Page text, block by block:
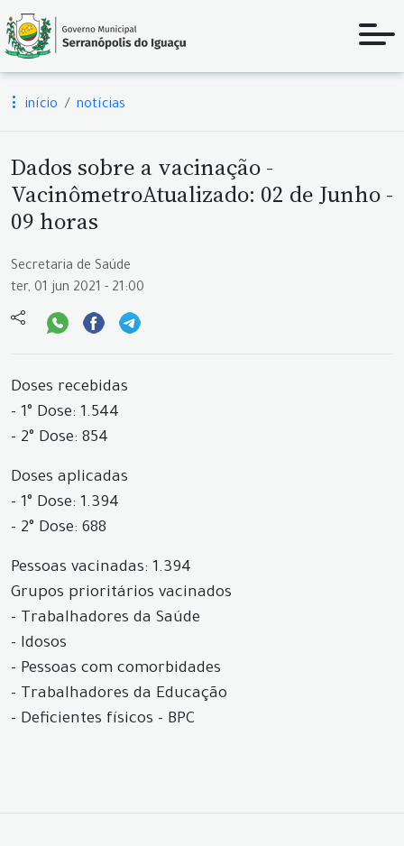
início notícias
Dados sobre a vacinação -
VacinômetroAtualizado: 02 de Junho -
09 horas
Secretaria de Saúde
ter, 01 jun 2021 - 21:00
Doses recebidas
- 1° Dose: 1.544
- 2° Dose: 854
Doses aplicadas
- 1° Dose: 1.394
- 2° Dose: 688
Pessoas vacinadas: 1.394
Grupos prioritários vacinados
- Trabalhadores da Saúde
- Idosos
- Pessoas com comorbidades
- Trabalhadores da Educação
- Deficientes físicos - BPC